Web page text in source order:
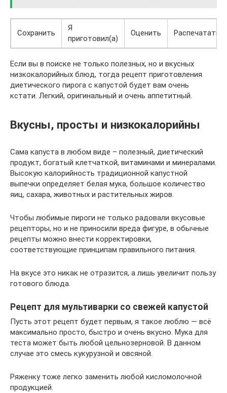
Сохранить
Я
приготовил(а)
Оценить Распечатать
Если вы в поиске не только полезных, но и вкусных
низкокалорийных блюд, тогда рецепт приготовления
диетического пирога с капустой будет вам очень
кстати. Легкий, оригинальный и очень аппетитный.
Вкусны, просты и низкокалорийны
Сама капуста в любом виде – полезный, диетический
продукт, богатый клетчаткой, витаминами и минералами.
Высокую калорийность традиционной капустной
выпечки определяет белая мука, большое количество
яиц, сахара, животных и растительных жиров.
Чтобы любимые пироги не только радовали вкусовые
рецепторы, но и не приносили вреда фигуре, в обычные
рецепты можно внести корректировки,
соответствующие принципам правильного питания.
На вкусе это никак не отразится, а лишь увеличит пользу
готового блюда.
Рецепт для мультиварки со свежей капустой
Пусть этот рецепт будет первым, я такое люблю — всё
максимально просто, быстро и очень вкусно. Мука для
теста может быть любой цельнозерновой. В данном
случае это смесь кукурузной и овсяной.
Ряженку тоже легко заменить любой кисломолочной
продукцией.